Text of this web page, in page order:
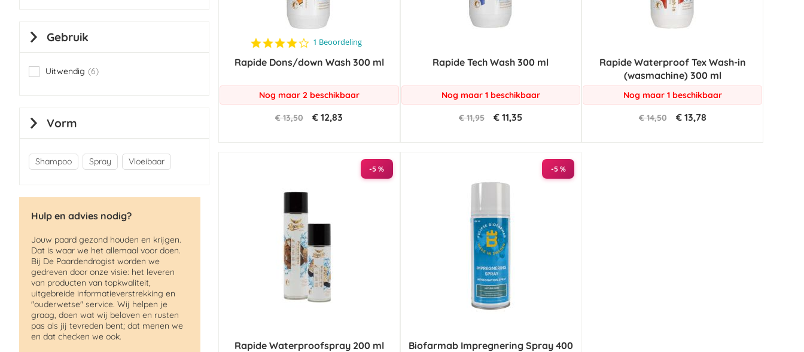
4.0
rating
1 Beoordeling
Rapide Dons/down Wash 300 ml
Nog maar 2 beschikbaar
€ 13,50 € 12,83
Rapide Tech Wash 300 ml
Nog maar 1 beschikbaar
€ 11,95 € 11,35
Rapide Waterproof Tex Wash-in
(wasmachine) 300 ml
Nog maar 1 beschikbaar
€ 14,50 € 13,78
-5 %
Rapide Waterproofspray 200 ml
-5 %
Biofarmab Impregnering Spray 400
Gebruik
Uitwendig 6
items
Vorm
Shampoo Spray Vloeibaar
Hulp en advies nodig?
Jouw paard gezond houden en krijgen.
Dat is waar we het allemaal voor doen.
Bij De Paardendrogist worden we
gedreven door onze visie: het leveren
van producten van topkwaliteit,
uitgebreide informatieverstrekking en
"ouderwetse" service. Wij helpen je
graag, doen wat wij beloven en rusten
pas als jij tevreden bent; dat menen we
en dat checken we ook.